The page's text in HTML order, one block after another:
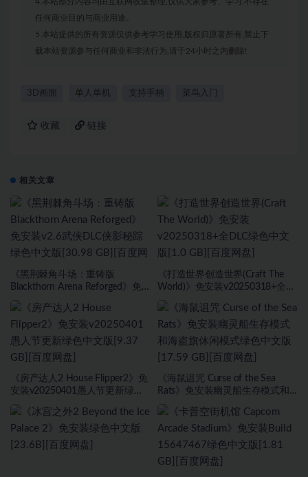
任何商业目的与商业用途。
5.本站提供的所有资源仅供参考学习使用,版权归原著所有,禁止下
载本站资源参与任何商业和非法行为,请于24小时之内删除!
3D画面 单人单机 支持手柄 菜鸟入门
收藏 链接
相关文章
《黑荆棘角斗场：重铸版
Blackthorn Arena Reforged》免
文版[30.98 GB][百度网盘]
《打造世界创造世界(Craft The
World)》免安装v20250318+全
盘]
《房产达人2 House Flipper2》免
安装v20250401愚人节更新绿色
《海鼠诅咒 Curse of the Sea
Rats》免安装幽灵船生存模式和
GB][百度网盘]